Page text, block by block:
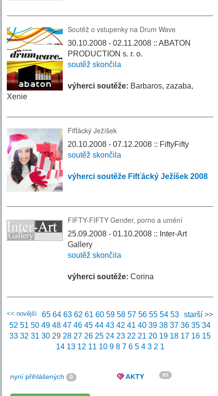
Soutěž o vstupenky na Drum Wave
30.10.2008 - 02.11.2008 :: ABATON
PRODUCTION s. r. o.
soutěž skončila
výherci soutěže: Barbaros, zazaba,
Xenie
Fifťácký Ježíšek
20.10.2008 - 07.12.2008 :: FiftyFifty
soutěž skončila
výherci soutěže Fifťácký Ježíšek 2008
FIFTY-FIFTY Gender, porno a umění
25.09.2008 - 01.10.2008 :: Inter-Art
Gallery
soutěž skončila
výherci soutěže: Corina
<< novější starší >>
65 64 63 62 61 60 59 58 57 56 55 54 53
52 51 50 49 48 47 46 45 44 43 42 41 40 39 38 37 36 35 34
33 32 31 30 29 28 27 26 25 24 23 22 21 20 19 18 17 16 15
14 13 12 11 10 9 8 7 6 5 4 3 2 1
nyní přihlášených 0 AKTY 85